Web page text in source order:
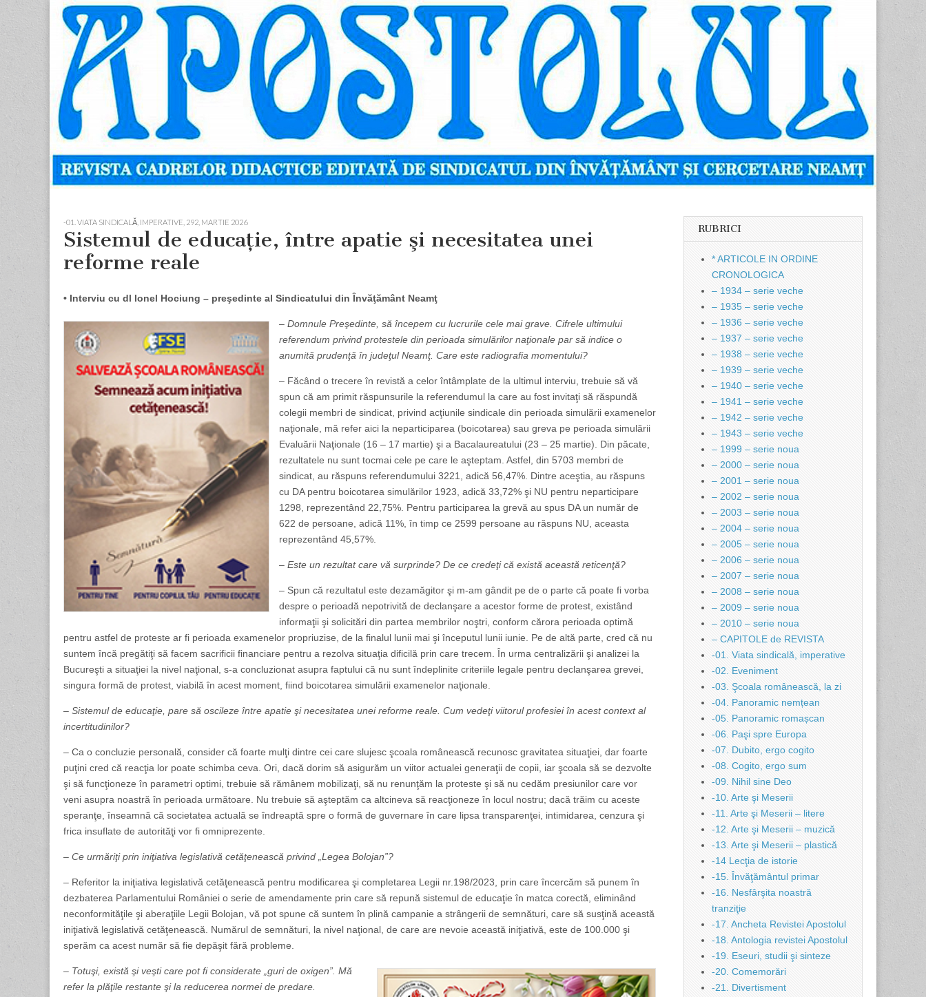
Apostolul
Revista
cadrelor
didactice
din
judetul
Neamt
content
-01. VIATA SINDICALĂ, IMPERATIVE 292, MARTIE 2026
Sistemul de educaţie, între apatie şi necesitatea unei
reforme reale
• Interviu cu dl Ionel Hociung – preşedinte al Sindicatului din Învăţământ Neamţ
– Domnule Preşedinte, să începem cu lucrurile cele mai grave. Cifrele ultimului
referendum privind protestele din perioada simulărilor naţionale par să indice o
anumită prudenţă în judeţul Neamţ. Care este radiografia momentului?
– Făcând o trecere în revistă a celor întâmplate de la ultimul interviu, trebuie să vă
spun că am primit răspunsurile la referendumul la care au fost invitaţi să răspundă
colegii membri de sindicat, privind acţiunile sindicale din perioada simulării examenelor
naţionale, mă refer aici la neparticiparea (boicotarea) sau greva pe perioada simulării
Evaluării Naţionale (16 – 17 martie) şi a Bacalaureatului (23 – 25 martie). Din păcate,
rezultatele nu sunt tocmai cele pe care le aşteptam. Astfel, din 5703 membri de
sindicat, au răspuns referendumului 3221, adică 56,47%. Dintre aceştia, au răspuns
cu DA pentru boicotarea simulărilor 1923, adică 33,72% şi NU pentru neparticipare
1298, reprezentând 22,75%. Pentru participarea la grevă au spus DA un număr de
622 de persoane, adică 11%, în timp ce 2599 persoane au răspuns NU, aceasta
reprezentând 45,57%.
– Este un rezultat care vă surprinde? De ce credeţi că există această reticenţă?
– Spun că rezultatul este dezamăgitor şi m-am gândit pe de o parte că poate fi vorba
despre o perioadă nepotrivită de declanşare a acestor forme de protest, existând
informaţii şi solicitări din partea membrilor noştri, conform cărora perioada optimă
pentru astfel de proteste ar fi perioada examenelor propriuzise, de la finalul lunii mai şi începutul lunii iunie. Pe de altă parte, cred că nu
suntem încă pregătiţi să facem sacrificii financiare pentru a rezolva situaţia dificilă prin care trecem. În urma centralizării şi analizei la
Bucureşti a situaţiei la nivel naţional, s-a concluzionat asupra faptului că nu sunt îndeplinite criteriile legale pentru declanşarea grevei,
singura formă de protest, viabilă în acest moment, fiind boicotarea simulării examenelor naţionale.
– Sistemul de educaţie, pare să oscileze între apatie şi necesitatea unei reforme reale. Cum vedeţi viitorul profesiei în acest context al
incertitudinilor?
– Ca o concluzie personală, consider că foarte mulţi dintre cei care slujesc şcoala românească recunosc gravitatea situaţiei, dar foarte
puţini cred că reacţia lor poate schimba ceva. Ori, dacă dorim să asigurăm un viitor actualei generaţii de copii, iar şcoala să se dezvolte
şi să funcţioneze în parametri optimi, trebuie să rămânem mobilizaţi, să nu renunţăm la proteste şi să nu cedăm presiunilor care vor
veni asupra noastră în perioada următoare. Nu trebuie să aşteptăm ca altcineva să reacţioneze în locul nostru; dacă trăim cu aceste
speranţe, înseamnă că societatea actuală se îndreaptă spre o formă de guvernare în care lipsa transparenţei, intimidarea, cenzura şi
frica insuflate de autorităţi vor fi omniprezente.
– Ce urmăriţi prin iniţiativa legislativă cetăţenească privind „Legea Bolojan”?
– Referitor la iniţiativa legislativă cetăţenească pentru modificarea şi completarea Legii nr.198/2023, prin care încercăm să punem în
dezbaterea Parlamentului României o serie de amendamente prin care să repună sistemul de educaţie în matca corectă, eliminând
neconformităţile şi aberaţiile Legii Bolojan, vă pot spune că suntem în plină campanie a strângerii de semnături, care să susţină această
iniţiativă legislativă cetăţenească. Numărul de semnături, la nivel naţional, de care are nevoie această iniţiativă, este de 100.000 şi
sperăm ca acest număr să fie depăşit fără probleme.
– Totuşi, există şi veşti care pot fi considerate „guri de oxigen”. Mă
refer la plăţile restante şi la reducerea normei de predare.
RUBRICI
* ARTICOLE IN ORDINE
CRONOLOGICA
– 1934 – serie veche
– 1935 – serie veche
– 1936 – serie veche
– 1937 – serie veche
– 1938 – serie veche
– 1939 – serie veche
– 1940 – serie veche
– 1941 – serie veche
– 1942 – serie veche
– 1943 – serie veche
– 1999 – serie noua
– 2000 – serie noua
– 2001 – serie noua
– 2002 – serie noua
– 2003 – serie noua
– 2004 – serie noua
– 2005 – serie noua
– 2006 – serie noua
– 2007 – serie noua
– 2008 – serie noua
– 2009 – serie noua
– 2010 – serie noua
– CAPITOLE de REVISTA
-01. Viata sindicală, imperative
-02. Eveniment
-03. Şcoala românească, la zi
-04. Panoramic nemțean
-05. Panoramic romașcan
-06. Paşi spre Europa
-07. Dubito, ergo cogito
-08. Cogito, ergo sum
-09. Nihil sine Deo
-10. Arte şi Meserii
-11. Arte şi Meserii – litere
-12. Arte şi Meserii – muzică
-13. Arte şi Meserii – plastică
-14 Lecţia de istorie
-15. Învăţământul primar
-16. Nesfârşita noastră
tranziţie
-17. Ancheta Revistei Apostolul
-18. Antologia revistei Apostolul
-19. Eseuri, studii şi sinteze
-20. Comemorări
-21. Divertisment